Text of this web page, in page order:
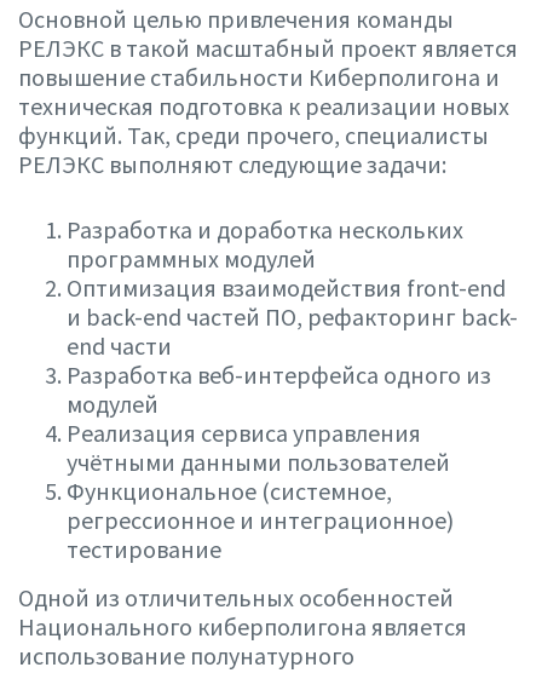
Основной целью привлечения команды
РЕЛЭКС в такой масштабный проект является
повышение стабильности Киберполигона и
техническая подготовка к реализации новых
функций. Так, среди прочего, специалисты
РЕЛЭКС выполняют следующие задачи:
Разработка и доработка нескольких
программных модулей
Оптимизация взаимодействия front-end
и back-end частей ПО, рефакторинг back-
end части
Разработка веб-интерфейса одного из
модулей
Реализация сервиса управления
учётными данными пользователей
Функциональное (системное,
регрессионное и интеграционное)
тестирование
Одной из отличительных особенностей
Национального киберполигона является
использование полунатурного